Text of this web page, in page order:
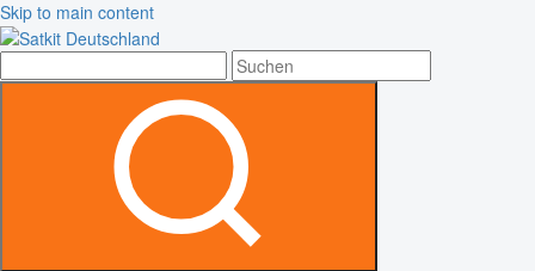
Skip to main content